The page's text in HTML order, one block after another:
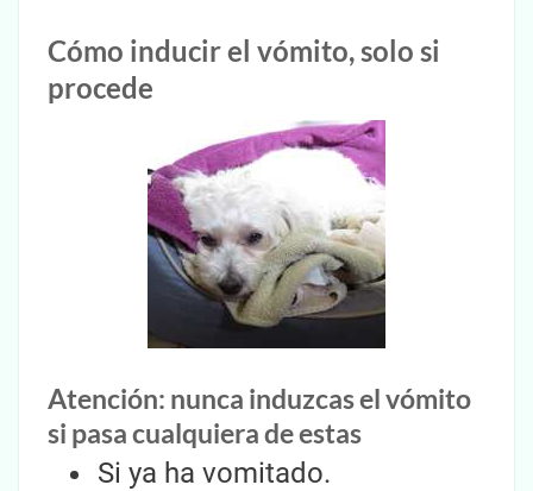
Cómo inducir el vómito, solo si
procede
Atención: nunca induzcas el vómito
si pasa cualquiera de estas
Si ya ha vomitado.